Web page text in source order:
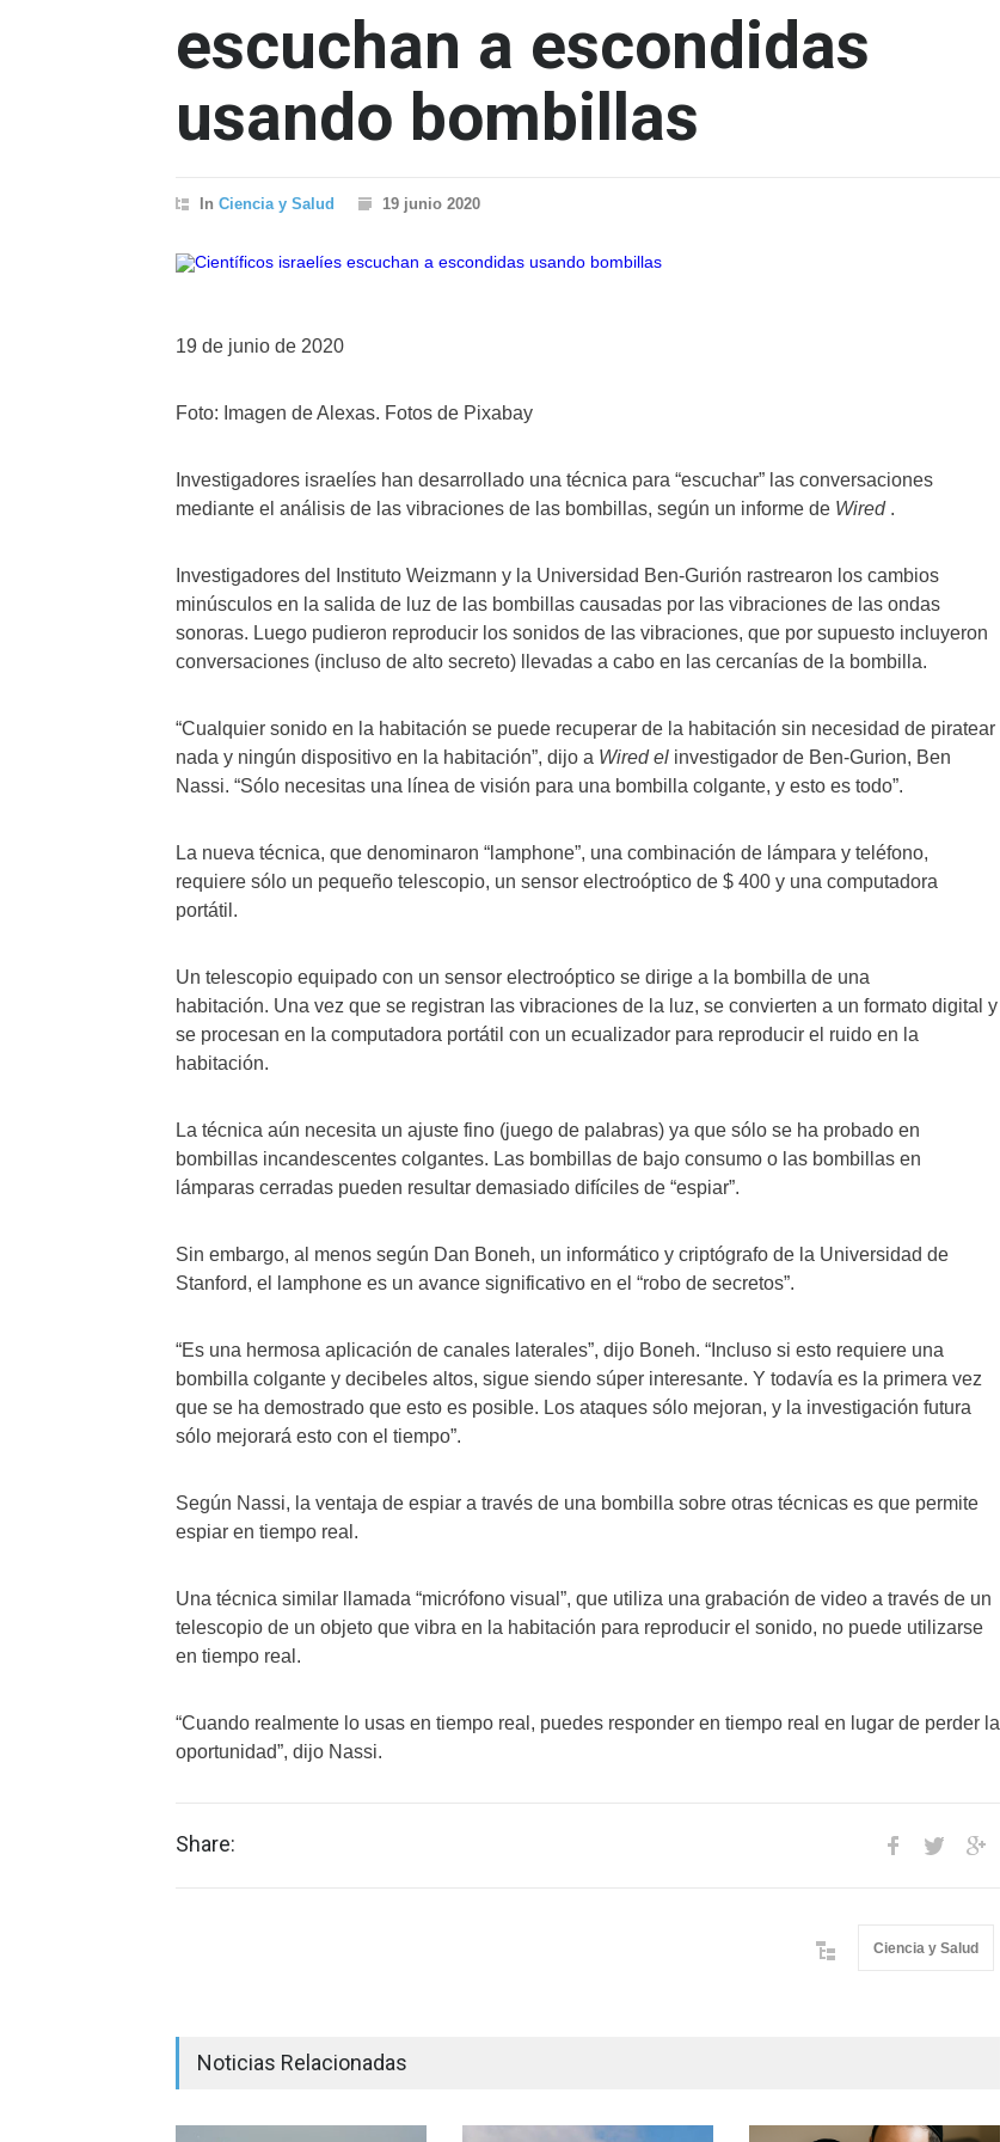
escuchan a escondidas
usando bombillas
In Ciencia y Salud 19 junio 2020
19 de junio de 2020
Foto: Imagen de Alexas. Fotos de Pixabay
Investigadores israelíes han desarrollado una técnica para “escuchar” las conversaciones
mediante el análisis de las vibraciones de las bombillas, según un informe de Wired.
Investigadores del Instituto Weizmann y la Universidad Ben-Gurión rastrearon los cambios
minúsculos en la salida de luz de las bombillas causadas por las vibraciones de las ondas
sonoras. Luego pudieron reproducir los sonidos de las vibraciones, que por supuesto incluyeron
conversaciones (incluso de alto secreto) llevadas a cabo en las cercanías de la bombilla.
“Cualquier sonido en la habitación se puede recuperar de la habitación sin necesidad de piratear
nada y ningún dispositivo en la habitación”, dijo a Wired el investigador de Ben-Gurion, Ben
Nassi. “Sólo necesitas una línea de visión para una bombilla colgante, y esto es todo”.
La nueva técnica, que denominaron “lamphone”, una combinación de lámpara y teléfono,
requiere sólo un pequeño telescopio, un sensor electroóptico de $ 400 y una computadora
portátil.
Un telescopio equipado con un sensor electroóptico se dirige a la bombilla de una
habitación. Una vez que se registran las vibraciones de la luz, se convierten a un formato digital y
se procesan en la computadora portátil con un ecualizador para reproducir el ruido en la
habitación.
La técnica aún necesita un ajuste fino (juego de palabras) ya que sólo se ha probado en
bombillas incandescentes colgantes. Las bombillas de bajo consumo o las bombillas en
lámparas cerradas pueden resultar demasiado difíciles de “espiar”.
Sin embargo, al menos según Dan Boneh, un informático y criptógrafo de la Universidad de
Stanford, el lamphone es un avance significativo en el “robo de secretos”.
“Es una hermosa aplicación de canales laterales”, dijo Boneh. “Incluso si esto requiere una
bombilla colgante y decibeles altos, sigue siendo súper interesante. Y todavía es la primera vez
que se ha demostrado que esto es posible. Los ataques sólo mejoran, y la investigación futura
sólo mejorará esto con el tiempo”.
Según Nassi, la ventaja de espiar a través de una bombilla sobre otras técnicas es que permite
espiar en tiempo real.
Una técnica similar llamada “micrófono visual”, que utiliza una grabación de video a través de un
telescopio de un objeto que vibra en la habitación para reproducir el sonido, no puede utilizarse
en tiempo real.
“Cuando realmente lo usas en tiempo real, puedes responder en tiempo real en lugar de perder la
oportunidad”, dijo Nassi.
Share:
Ciencia y Salud
Noticias Relacionadas